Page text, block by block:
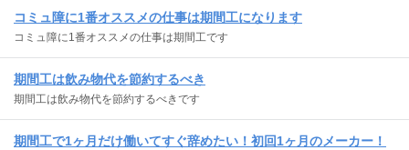
コミュ障に1番オススメの仕事は期間工になります
コミュ障に1番オススメの仕事は期間工です
期間工は飲み物代を節約するべき
期間工は飲み物代を節約するべきです
期間工で1ヶ月だけ働いてすぐ辞めたい！初回1ヶ月のメーカー！